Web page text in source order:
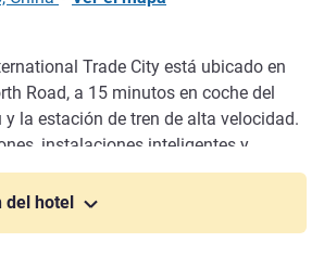
Trade City está ubicado en
Road, a 15 minutos en coche del
y la estación de tren de alta velocidad.
instalaciones inteligentes y
elegante, restaurante
delicioso desayuno chino y occidental,
del hotel